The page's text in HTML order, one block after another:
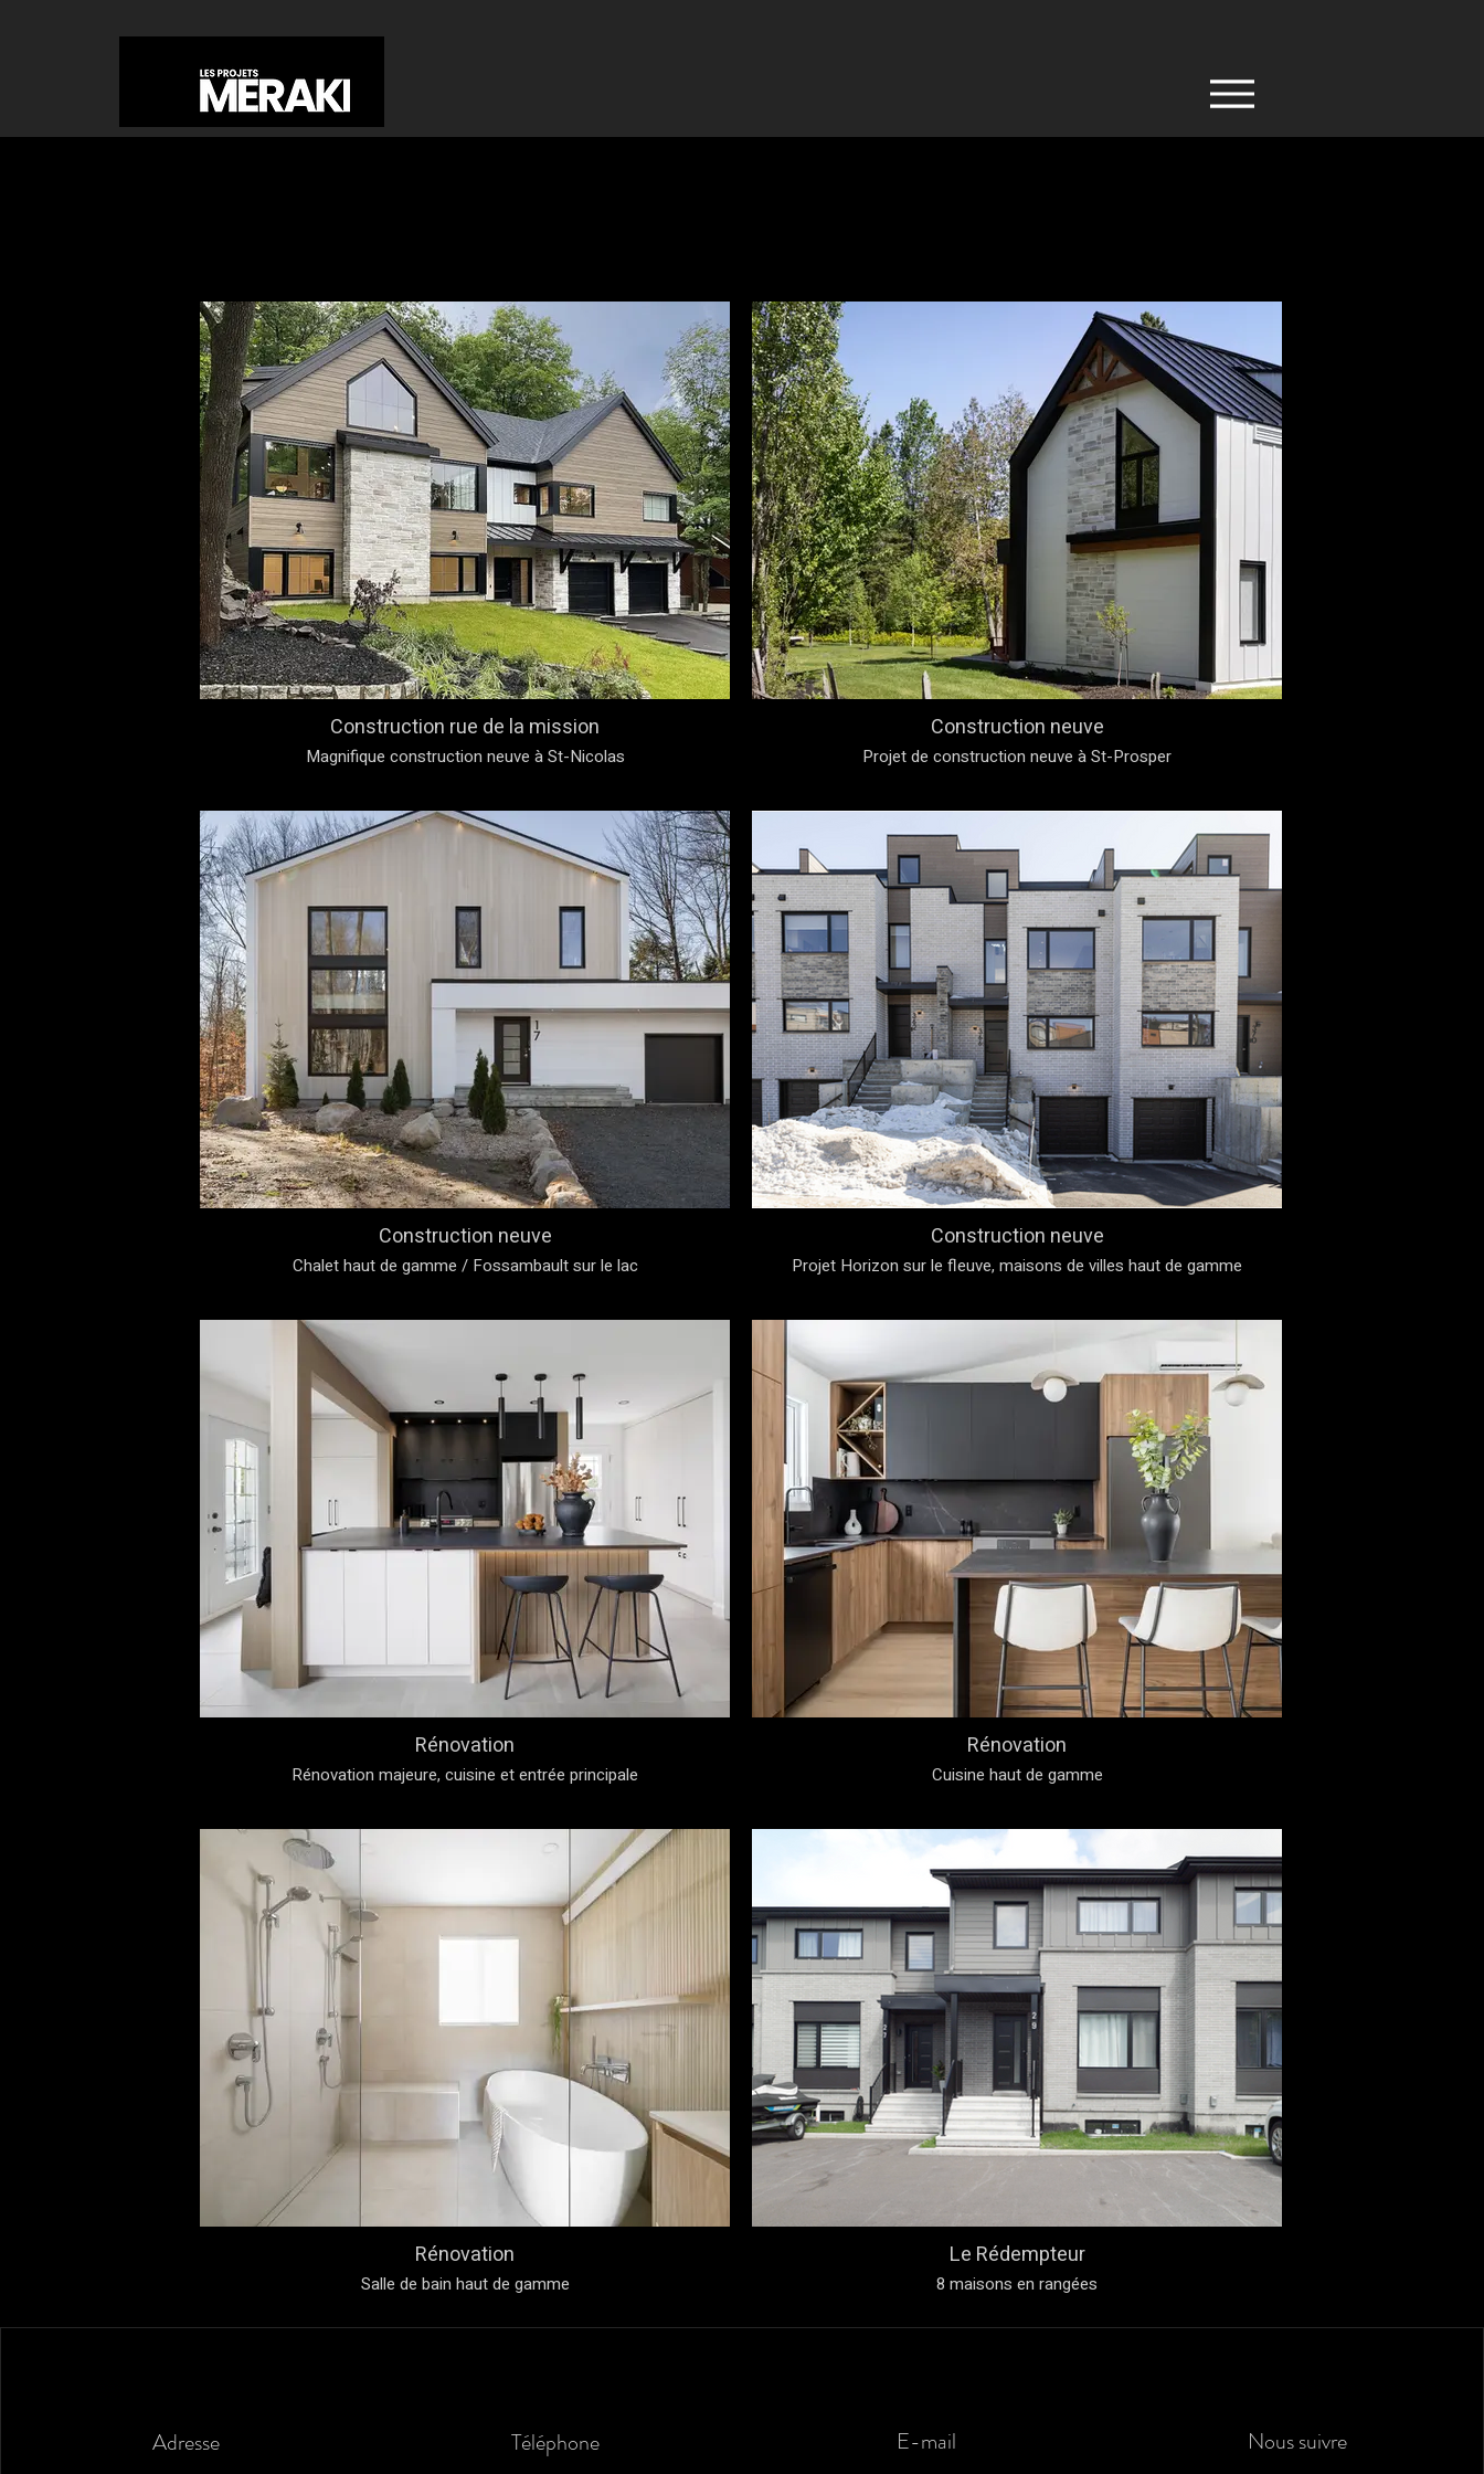
Construction rue de la mission
Magnifique construction neuve à St-Nicolas
Construction neuve
Projet de construction neuve à St-Prosper
Construction neuve
Chalet haut de gamme / Fossambault sur le lac
Construction neuve
Projet Horizon sur le fleuve, maisons de villes haut de gamme
Rénovation
Rénovation majeure, cuisine et entrée principale
Rénovation
Cuisine haut de gamme
Rénovation
Salle de bain haut de gamme
Le Rédempteur
8 maisons en rangées
Adresse Téléphone E-mail Nous suivre